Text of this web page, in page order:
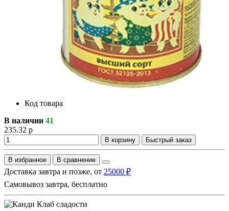
Код товара
В наличии 41
235.32 р
В корзину Быстрый заказ
В избранное В сравнение
Доставка завтра и позже, от 25000 ₽
Самовывоз завтра, бесплатно